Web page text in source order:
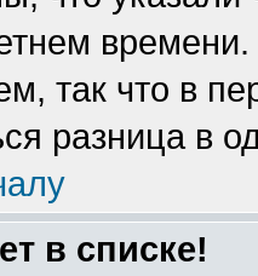
так что в
разница в
в списке!